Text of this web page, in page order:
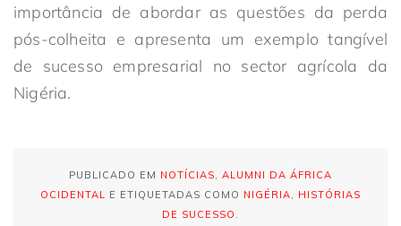
importância de abordar as questões da perda
pós-colheita e apresenta um exemplo tangível
de sucesso empresarial no sector agrícola da
Nigéria.
PUBLICADO EM NOTÍCIAS
ALUMNI DA ÁFRICA
OCIDENTAL
E ETIQUETADAS COMO NIGÉRIA
HISTÓRIAS
DE SUCESSO